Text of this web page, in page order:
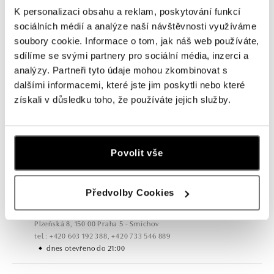
K personalizaci obsahu a reklam, poskytování funkcí
sociálních médií a analýze naší návštěvnosti využíváme
soubory cookie. Informace o tom, jak náš web používáte,
sdílíme se svými partnery pro sociální média, inzerci a
analýzy. Partneři tyto údaje mohou zkombinovat s
dalšími informacemi, které jste jim poskytli nebo které
získali v důsledku toho, že používáte jejich služby.
Povolit vše
Předvolby Cookies
Všechny Česko Slovensko
Jantarová 3344/4, 702 00 Ostrava-Moravská Ostrava
dnes otevřeno do 21:00
ALO diamonds OC Nový Smíchov, Praha 5
Plzeňská 8, 150 00 Praha 5 - Smíchov
tel.: +420 603 192 388, +420 733 546 889
dnes otevřeno do 21:00